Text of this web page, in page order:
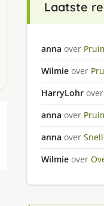
Laatste
anna over
Wilmie over
HarryLohr over
anna over
anna over
Wilmie over